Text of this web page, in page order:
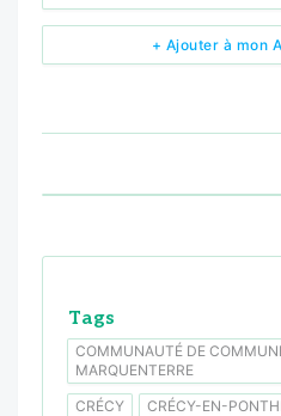
+ Ajouter à mon
Tags
COMMUNAUTÉ DE
MARQUENTERRE
CRÉCY
CRÉCY-EN-